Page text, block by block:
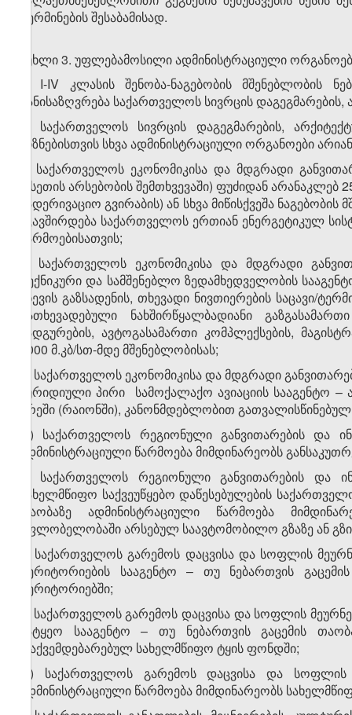
ტერმინების შესაბამისად.
მუხლი 3. უფლებამოსილი ადმინისტრაციული
1. I-IV კლასის შენობა-ნაგებობის მშენებლობის
განისაზღვრება საქართველოს სივრცის
2. საქართველოს სივრცის დაგეგმარების,
მიზნებისთვის სხვა ადმინისტრაციული ორგანოები
ა) საქართველოს ეკონომიკისა და მდგრადი
(ასეთის არსებობის შემთხვევაში) ფუძიდან
სადერივაციო გვირაბის) ან სხვა მიწისქვეშა
უკავშირდება საქართველოს ერთიან ენერგეტიკულ
წარმოებისათვის;
ბ) საქართველოს ეკონომიკისა და მდგრადი
ტექნიკური და სამშენებლო ზედამხედველობის
წნევის გაზსადენის, თხევადი ნივთიერების საცავი/
გათხევადებული ნახშირწყალბადიანი
სადგურების, ავტოგასამართი კომპლექსების,
3000 მ.კბ/სთ-მდემშენებლობისას;
გ) საქართველოს ეკონომიკისა და მდგრადი
იურიდიული პირი სამოქალაქო ავიაციის სააგენტო
არეში (რაიონში), კანონმდებლობით გათვალისწინებულ
დ) საქართველოს რეგიონული განვითარების და
ადმინისტრაციული წარმოება მიმდინარეობს
ე) საქართველოს რეგიონული განვითარების და
სახელმწიფო საქვეუწყებო დაწესებულების
თაობაზე ადმინისტრაციული წარმოება
მფლობელობაში არსებულ საავტომობილო გზაზე ან
ვ) საქართველოს გარემოს დაცვისა და სოფლის
ტერიტორიების სააგენტო – თუ ნებართვის
ტერიტორიებში;
ზ) საქართველოს გარემოს დაცვისა და სოფლის
სატყეო სააგენტო – თუ ნებართვის გაცემის
დაქვემდებარებულ სახელმწიფო ტყის ფონდში;
თ) საქართველოს გარემოს დაცვისა და სოფლის
ადმინისტრაციული წარმოება მიმდინარეობს